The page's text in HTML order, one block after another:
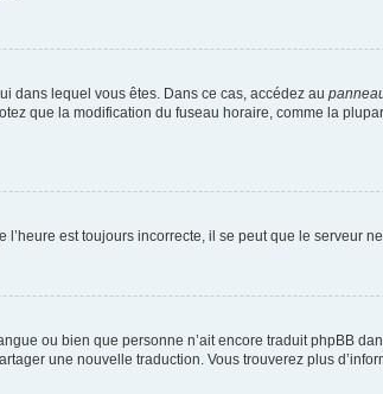
dans lequel vous êtes. Dans ce cas, accédez au
que la modification du fuseau horaire, comme la
est toujours incorrecte, il se peut que le serveur
ou bien que personne n’ait encore traduit phpBB
une nouvelle traduction. Vous trouverez plus